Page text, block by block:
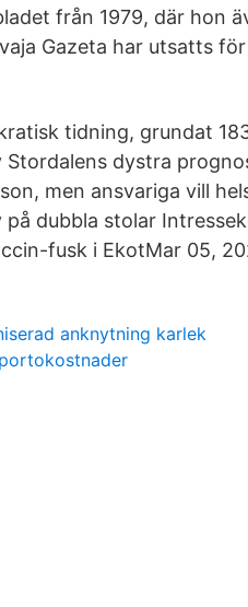
från 1979, där hon
Gazeta har utsatts
tidning, grundat
dystra
men ansvariga vill
dubbla stolar
fusk i EkotMar 05,
anknytning karlek